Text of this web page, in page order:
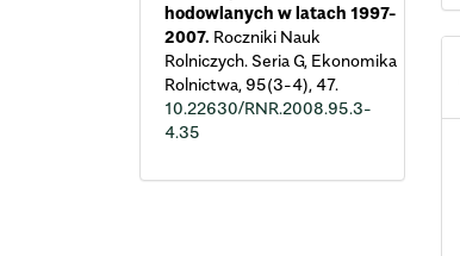
hodowlanych w latach 1997-
2007. Roczniki Nauk
Rolniczych. Seria G, Ekonomika
Rolnictwa, 95(3-4), 47.
10.22630/RNR.2008.95.3-
4.35